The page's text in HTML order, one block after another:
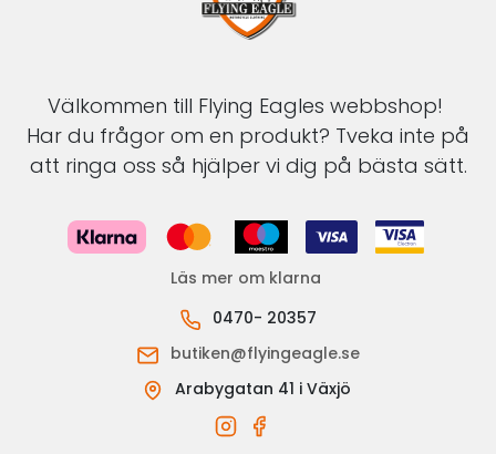
Välkommen till Flying Eagles webbshop!
Har du frågor om en produkt? Tveka inte på
att ringa oss så hjälper vi dig på bästa sätt.
Läs mer om klarna
0470- 20357
butiken@flyingeagle.se
Arabygatan 41 i Växjö